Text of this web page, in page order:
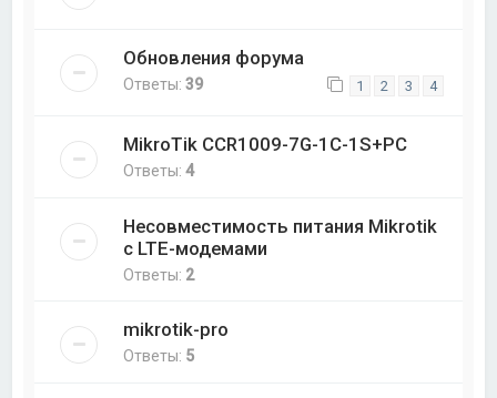
Обновления форума
Ответы:39 1 2 3 4
MikroTik CCR1009-7G-1C-1S+PC
Ответы:4
Несовместимость питания Mikrotik
с LTE-модемами
Ответы: 2
mikrotik-pro
Ответы: 5